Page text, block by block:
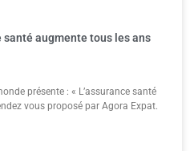
santé augmente tous les ans
présente : « L’assurance santé
vous proposé par Agora Expat.